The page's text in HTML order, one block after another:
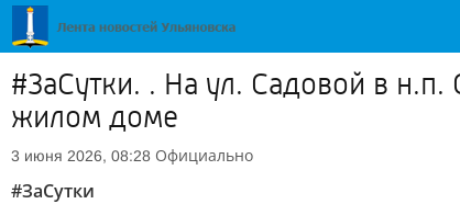
#ЗаСутки. . На ул. Садовой в
жилом доме
3 июня 2026, 08:28 Официально
#ЗаСутки